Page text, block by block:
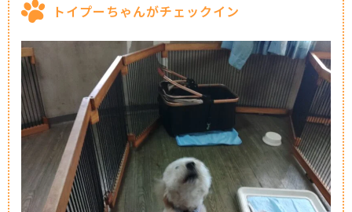
トイプーちゃんがチェックイン